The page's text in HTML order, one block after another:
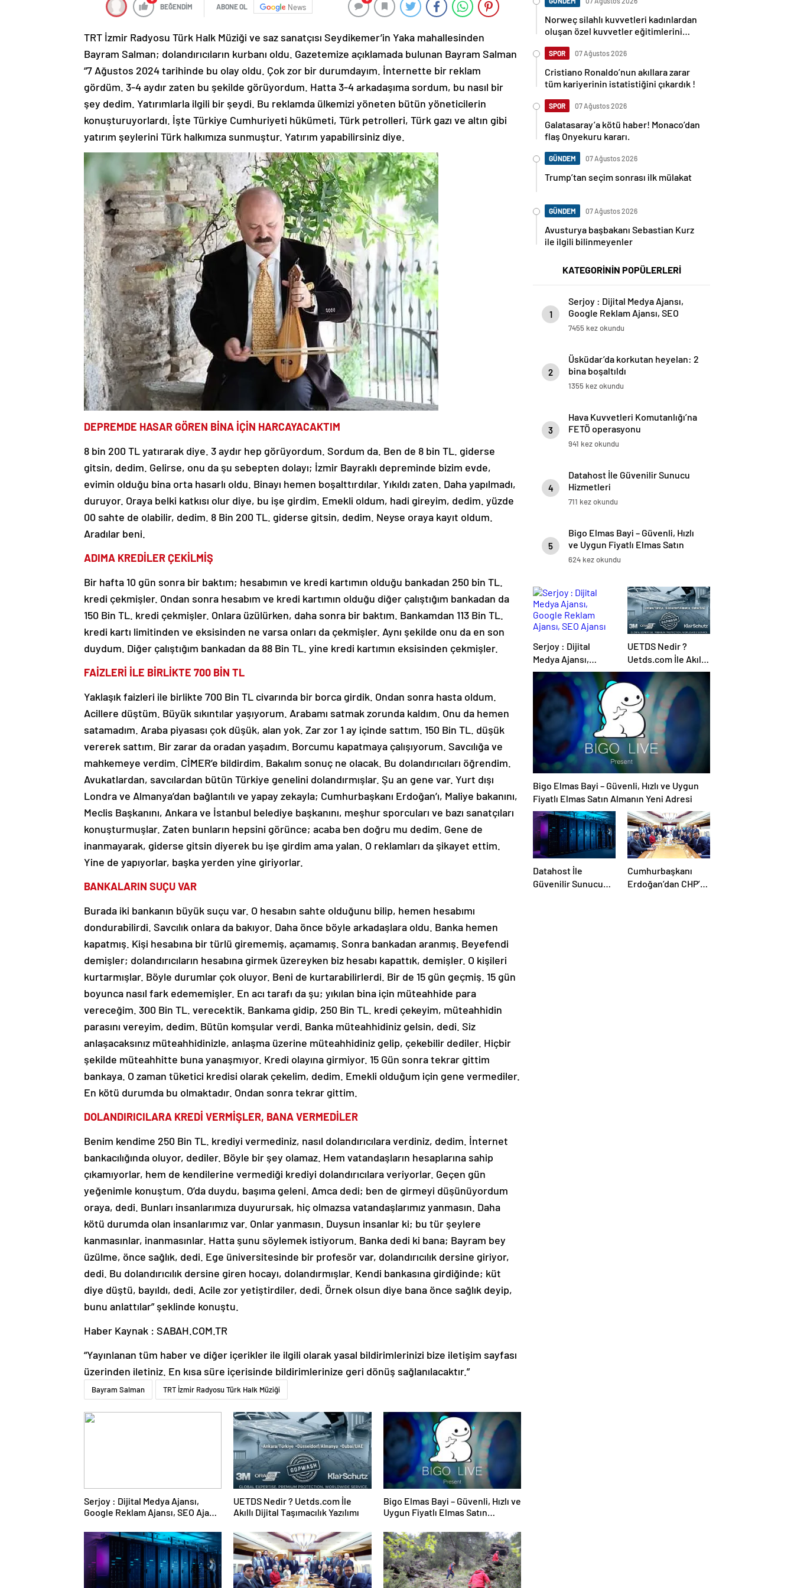
BEĞENDİM ABONE OL News
TRT İzmir Radyosu Türk Halk Müziği ve saz sanatçısı Seydikemer’in Yaka mahallesinden
Bayram Salman; dolandırıcıların kurbanı oldu. Gazetemize açıklamada bulunan Bayram Salman
“7 Ağustos 2024 tarihinde bu olay oldu. Çok zor bir durumdayım. İnternette bir reklam
gördüm. 3-4 aydır zaten bu şekilde görüyordum. Hatta 3-4 arkadaşıma sordum, bu nasıl bir
şey dedim. Yatırımlarla ilgili bir şeydi. Bu reklamda ülkemizi yöneten bütün yöneticilerin
konuşturuyorlardı. İşte Türkiye Cumhuriyeti hükümeti, Türk petrolleri, Türk gazı ve altın gibi
yatırım şeylerini Türk halkımıza sunmuştur. Yatırım yapabilirsiniz diye.
DEPREMDE HASAR GÖREN BİNA İÇİN HARCAYACAKTIM
8 bin 200 TL yatırarak diye. 3 aydır hep görüyordum. Sordum da. Ben de 8 bin TL. giderse
gitsin, dedim. Gelirse, onu da şu sebepten dolayı; İzmir Bayraklı depreminde bizim evde,
evimin olduğu bina orta hasarlı oldu. Binayı hemen boşalttırdılar. Yıkıldı zaten. Daha yapılmadı,
duruyor. Oraya belki katkısı olur diye, bu işe girdim. Emekli oldum, hadi gireyim, dedim. yüzde
00 sahte de olabilir, dedim. 8 Bin 200 TL. giderse gitsin, dedim. Neyse oraya kayıt oldum.
Aradılar beni.
ADIMA KREDİLER ÇEKİLMİŞ
Bir hafta 10 gün sonra bir baktım; hesabımın ve kredi kartımın olduğu bankadan 250 bin TL.
kredi çekmişler. Ondan sonra hesabım ve kredi kartımın olduğu diğer çalıştığım bankadan da
150 Bin TL. kredi çekmişler. Onlara üzülürken, daha sonra bir baktım. Bankamdan 113 Bin TL.
kredi kartı limitinden ve eksisinden ne varsa onları da çekmişler. Aynı şekilde onu da en son
duydum. Diğer çalıştığım bankadan da 88 Bin TL. yine kredi kartımın eksisinden çekmişler.
FAİZLERİ İLE BİRLİKTE 700 BİN TL
Yaklaşık faizleri ile birlikte 700 Bin TL civarında bir borca girdik. Ondan sonra hasta oldum.
Acillere düştüm. Büyük sıkıntılar yaşıyorum. Arabamı satmak zorunda kaldım. Onu da hemen
satamadım. Araba piyasası çok düşük, alan yok. Zar zor 1 ay içinde sattım. 150 Bin TL. düşük
vererek sattım. Bir zarar da oradan yaşadım. Borcumu kapatmaya çalışıyorum. Savcılığa ve
mahkemeye verdim. CİMER’e bildirdim. Bakalım sonuç ne olacak. Bu dolandırıcıları öğrendim.
Avukatlardan, savcılardan bütün Türkiye genelini dolandırmışlar. Şu an gene var. Yurt dışı
Londra ve Almanya’dan bağlantılı ve yapay zekayla; Cumhurbaşkanı Erdoğan’ı, Maliye bakanını,
Meclis Başkanını, Ankara ve İstanbul belediye başkanını, meşhur sporcuları ve bazı sanatçıları
konuşturmuşlar. Zaten bunların hepsini görünce; acaba ben doğru mu dedim. Gene de
inanmayarak, giderse gitsin diyerek bu işe girdim ama yalan. O reklamları da şikayet ettim.
Yine de yapıyorlar, başka yerden yine giriyorlar.
BANKALARIN SUÇU VAR
Burada iki bankanın büyük suçu var. O hesabın sahte olduğunu bilip, hemen hesabımı
dondurabilirdi. Savcılık onlara da bakıyor. Daha önce böyle arkadaşlara oldu. Banka hemen
kapatmış. Kişi hesabına bir türlü girememiş, açamamış. Sonra bankadan aranmış. Beyefendi
demişler; dolandırıcıların hesabına girmek üzereyken biz hesabı kapattık, demişler. O kişileri
kurtarmışlar. Böyle durumlar çok oluyor. Beni de kurtarabilirlerdi. Bir de 15 gün geçmiş. 15 gün
boyunca nasıl fark edememişler. En acı tarafı da şu; yıkılan bina için müteahhide para
vereceğim. 300 Bin TL. verecektik. Bankama gidip, 250 Bin TL. kredi çekeyim, müteahhidin
parasını vereyim, dedim. Bütün komşular verdi. Banka müteahhidiniz gelsin, dedi. Siz
anlaşacaksınız müteahhidinizle, anlaşma üzerine müteahhidiniz gelip, çekebilir dediler. Hiçbir
şekilde müteahhitte buna yanaşmıyor. Kredi olayına girmiyor. 15 Gün sonra tekrar gittim
bankaya. O zaman tüketici kredisi olarak çekelim, dedim. Emekli olduğum için gene vermediler.
En kötü durumda bu olmaktadır. Ondan sonra tekrar gittim.
DOLANDIRICILARA KREDİ VERMİŞLER, BANA VERMEDİLER
Benim kendime 250 Bin TL. krediyi vermediniz, nasıl dolandırıcılara verdiniz, dedim. İnternet
bankacılığında oluyor, dediler. Böyle bir şey olamaz. Hem vatandaşların hesaplarına sahip
çıkamıyorlar, hem de kendilerine vermediği krediyi dolandırıcılara veriyorlar. Geçen gün
yeğenimle konuştum. O’da duydu, başıma geleni. Amca dedi; ben de girmeyi düşünüyordum
oraya, dedi. Bunları insanlarımıza duyurursak, hiç olmazsa vatandaşlarımız yanmasın. Daha
kötü durumda olan insanlarımız var. Onlar yanmasın. Duysun insanlar ki; bu tür şeylere
kanmasınlar, inanmasınlar. Hatta şunu söylemek istiyorum. Banka dedi ki bana; Bayram bey
üzülme, önce sağlık, dedi. Ege üniversitesinde bir profesör var, dolandırıcılık dersine giriyor,
dedi. Bu dolandırıcılık dersine giren hocayı, dolandırmışlar. Kendi bankasına girdiğinde; küt
diye düştü, bayıldı, dedi. Acile zor yetiştirdiler, dedi. Örnek olsun diye bana önce sağlık deyip,
bunu anlattılar” şeklinde konuştu.
Haber Kaynak : SABAH.COM.TR
“Yayınlanan tüm haber ve diğer içerikler ile ilgili olarak yasal bildirimlerinizi bize iletişim sayfası
üzerinden iletiniz. En kısa süre içerisinde bildirimlerinize geri dönüş sağlanılacaktır.”
Bayram Salman TRT İzmir Radyosu Türk Halk Müziği
Serjoy : Dijital Medya Ajansı,
Google Reklam Ajansı, SEO Ajansı
UETDS Nedir ? Uetds.com İle
Akıllı Dijital Taşımacılık Yazılımı
Bigo Elmas Bayi – Güvenli, Hızlı ve
Uygun Fiyatlı Elmas Satın
Norweç silahlı kuvvetleri kadınlardan
oluşan özel kuvvetler eğitimlerini
SPOR 07 Ağustos 2026
Cristiano Ronaldo’nun akıllara zarar
tüm kariyerinin istatistiğini çıkardık !
SPOR 07 Ağustos 2026
Galatasaray’a kötü haber! Monaco’dan
flaş Onyekuru kararı.
GÜNDEM 07 Ağustos 2026
Trump’tan seçim sonrası ilk mülakat
GÜNDEM 07 Ağustos 2026
Avusturya başbakanı Sebastian Kurz
ile ilgili bilinmeyenler
KATEGORİNİN POPÜLERLERİ
1
Serjoy : Dijital Medya Ajansı,
Google Reklam Ajansı, SEO
Ajansı ve Web Tasarım Ajansı
7455 kez okundu
2
Üsküdar’da korkutan heyelan: 2
bina boşaltıldı
1355 kez okundu
3
Hava Kuvvetleri Komutanlığı’na
FETÖ operasyonu
941 kez okundu
4
Datahost İle Güvenilir Sunucu
Hizmetleri
711 kez okundu
5
Bigo Elmas Bayi – Güvenli, Hızlı
ve Uygun Fiyatlı Elmas Satın
Almanın Yeni Adresi
624 kez okundu
Serjoy : Dijital
Medya Ajansı,
Google Reklam
Ajansı, SEO Ajansı
ve Web Tasarım
Ajansı
UETDS Nedir ?
Uetds.com İle Akıllı
Dijital Taşımacılık
Yazılımı
Bigo Elmas Bayi – Güvenli, Hızlı ve Uygun
Fiyatlı Elmas Satın Almanın Yeni Adresi
Datahost İle
Güvenilir Sunucu
Cumhurbaşkanı
Erdoğan’dan CHP’ye